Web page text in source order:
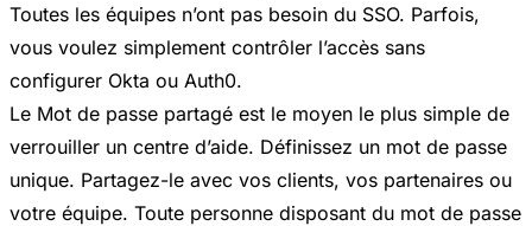
Toutes les équipes n’ont pas besoin du SSO. Parfois,
vous voulez simplement contrôler l’accès sans
configurer Okta ou Auth0.
Le Mot de passe partagé est le moyen le plus simple de
verrouiller un centre d’aide. Définissez un mot de passe
unique. Partagez-le avec vos clients, vos partenaires ou
votre équipe. Toute personne disposant du mot de passe